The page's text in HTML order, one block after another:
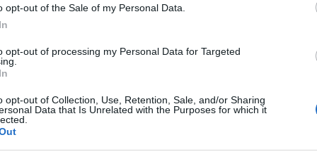
opt-out of the Sale of my Personal Data.
opt-out of processing my Personal Data for Targeted
opt-out of Collection, Use, Retention, Sale, and/or Sharing
Data that Is Unrelated with the Purposes for which it
hivatalosan brit állampolgár, ám néhány
Angliát és hazaköltözött Izraelbe.
nagyon erős, kozmikus ereje
vonzza egész életében.